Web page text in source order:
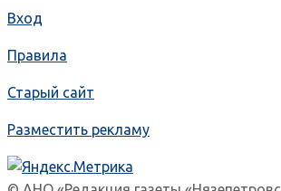
Вход
Правила
Старый сайт
Разместить рекламу